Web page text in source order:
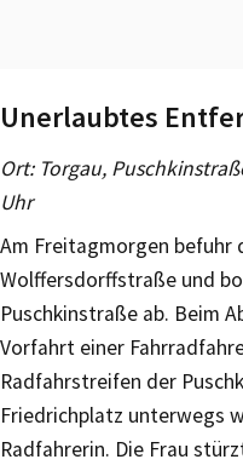
Unerlaubtes
Ort: Torgau,
Uhr
Am Freitagmorgen befuhr
Wolffersdorffstraße und
Puschkinstraße ab. Beim
Vorfahrt einer
Radfahrstreifen der
Friedrichplatz unterwegs
Radfahrerin. Die Frau